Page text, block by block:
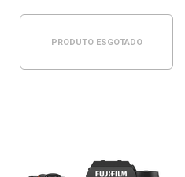
PRODUTO ESGOTADO